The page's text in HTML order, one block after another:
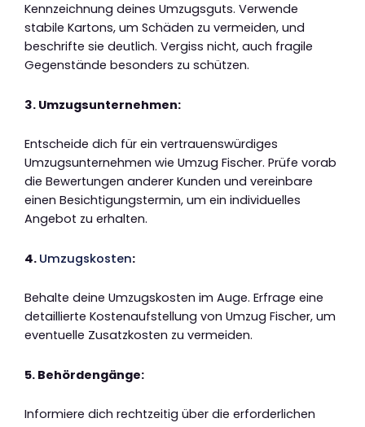
Kennzeichnung deines Umzugsguts. Verwende
stabile Kartons, um Schäden zu vermeiden, und
beschrifte sie deutlich. Vergiss nicht, auch fragile
Gegenstände besonders zu schützen.
3. Umzugsunternehmen:
Entscheide dich für ein vertrauenswürdiges
Umzugsunternehmen wie Umzug Fischer. Prüfe vorab
die Bewertungen anderer Kunden und vereinbare
einen Besichtigungstermin, um ein individuelles
Angebot zu erhalten.
4. Umzugskosten:
Behalte deine Umzugskosten im Auge. Erfrage eine
detaillierte Kostenaufstellung von Umzug Fischer, um
eventuelle Zusatzkosten zu vermeiden.
5. Behördengänge:
Informiere dich rechtzeitig über die erforderlichen